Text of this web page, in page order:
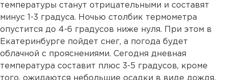
температуры станут отрицательными и составят
минус 1-3 градуса. Ночью столбик термометра
опустится до 4-6 градусов ниже нуля. При этом в
Екатеринбурге пойдет снег, а погода будет
облачной с прояснениями. Сегодня дневная
температура составит плюс 3-5 градусов, кроме
того, ожидаются небольшие осадки в виде дождя.